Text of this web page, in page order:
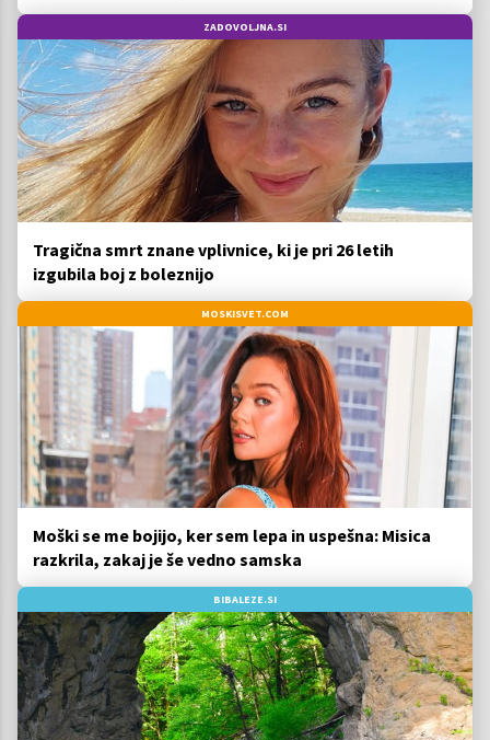
ZADOVOLJNA.SI
Tragična smrt znane vplivnice, ki je pri 26 letih
izgubila boj z boleznijo
MOSKISVET.COM
Moški se me bojijo, ker sem lepa in uspešna: Misica
razkrila, zakaj je še vedno samska
BIBALEZE.SI